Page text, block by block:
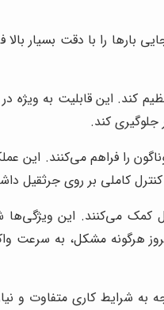
بارها را با دقت بسیار
کند. این قابلیت به ویژه
کند.
را فراهم می‌کنند. این
کاملی بر روی جرثقیل
می‌کنند. این
هرگونه مشکل، به
به شرایط کاری متفاوت